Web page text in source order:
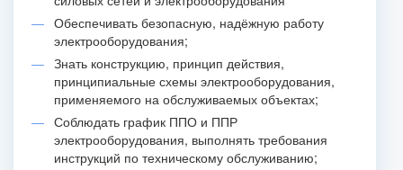
Обеспечивать безопасную, надёжную работу
электрооборудования;
Знать конструкцию, принцип действия,
принципиальные схемы электрооборудования,
применяемого на обслуживаемых объектах;
Соблюдать график ППО и ППР
электрооборудования, выполнять требования
инструкций по техническому обслуживанию;